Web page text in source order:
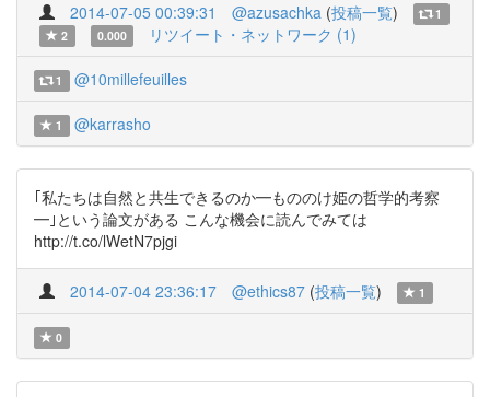
2014-07-05 00:39:31 @azusachka (投稿一覧)
1
2
0.000 リツイート・ネットワーク (1)
1 @10millefeuilles
1 @karrasho
｢私たちは自然と共生できるのか━もののけ姫の哲学的考察
━｣という論文がある こんな機会に読んでみては
http://t.co/lWetN7pjgi
2014-07-04 23:36:17 @ethics87 (投稿一覧) 1
0